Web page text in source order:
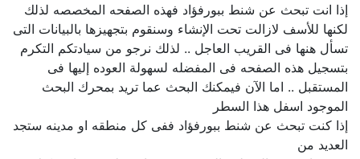
إذا انت تبحث عن شنط ببورفؤاد فهذه الصفحه المخصصه لذلك
لكنها للأسف لازالت تحت الإنشاء وسنقوم بتجهيزها بالبيانات التى
تسأل هنها فى القريب العاجل .. لذلك نرجو من سيادتكم التكرم
بتسجيل هذه الصفحه فى المفضله لسهولة العوده إليها فى
المستقبل .. اما الآن فيمكنك البحث عما تريد بمحرك البحث
الموجود اسفل هذا السطر
إذا كنت تبحث عن شنط ببورفؤاد ففى كل منطقه او مدينه ستجد
العديد من